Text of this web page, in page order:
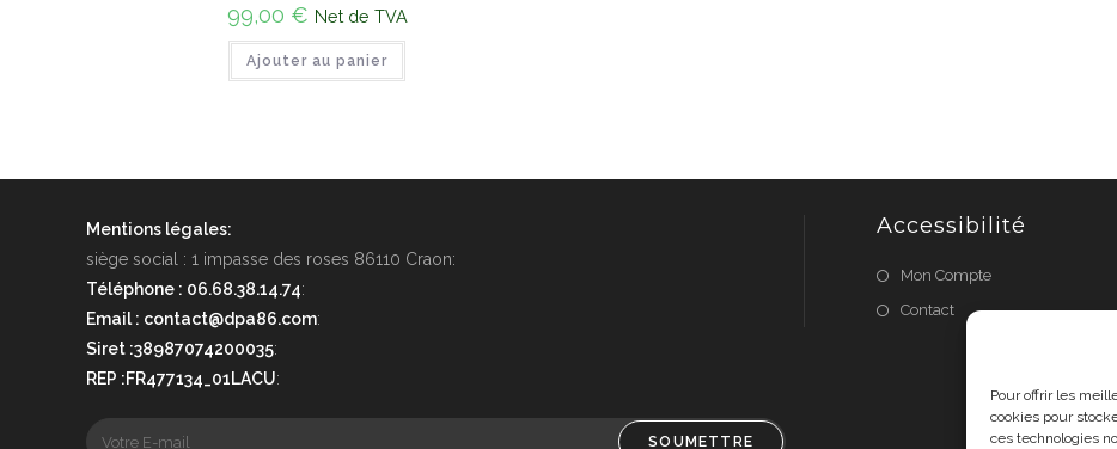
Pour offrir les
cookies pour
ces technologies
99,00 € Net de TVA
Ajouter au panier
Mentions légales:
siège social : 1 impasse des roses 86110 Craon:
Téléphone : 06.68.38.14.74:
Email : contact@dpa86.com:
Siret :38987074200035:
REP :FR477134_01LACU:
SOUMETTRE
Accessibilité
Mon Compte
Contact